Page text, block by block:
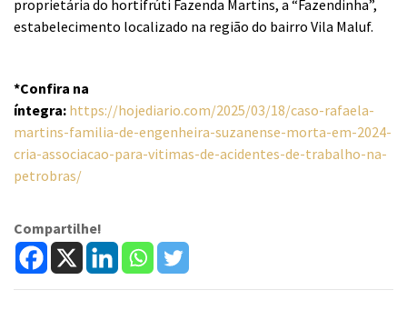
proprietária do hortifrúti Fazenda Martins, a “Fazendinha”,
estabelecimento localizado na região do bairro Vila Maluf.
*Confira na
íntegra: https://hojediario.com/2025/03/18/caso-rafaela-
martins-familia-de-engenheira-suzanense-morta-em-2024-
cria-associacao-para-vitimas-de-acidentes-de-trabalho-na-
petrobras/
Compartilhe!